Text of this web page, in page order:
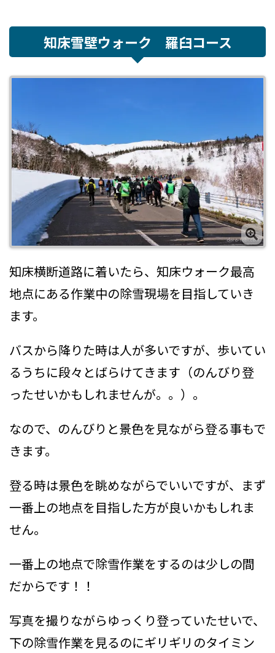
知床雪壁ウォーク 羅臼コース
知床横断道路に着いたら、知床ウォーク最高
地点にある作業中の除雪現場を目指していき
ます。
バスから降りた時は人が多いですが、歩いてい
るうちに段々とばらけてきます（のんびり登
ったせいかもしれませんが。。）。
なので、のんびりと景色を見ながら登る事もで
きます。
登る時は景色を眺めながらでいいですが、まず
一番上の地点を目指した方が良いかもしれま
せん。
一番上の地点で除雪作業をするのは少しの間
だからです！！
写真を撮りながらゆっくり登っていたせいで、
下の除雪作業を見るのにギリギリのタイミン